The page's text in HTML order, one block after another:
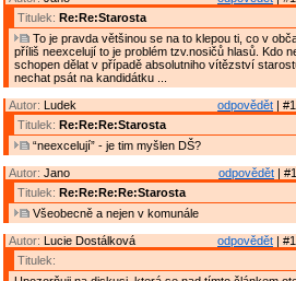
Titulek: Re:Re:Starosta
To je pravda většinou se na to klepou ti, co v
příliš neexcelují to je problém tzv.nosičů hlasů. Kdo
schopen dělat v případě absolutniho vítězství
nechat psát na kandidátku ...
odpovědět |
Autor: Ludek
Titulek: Re:Re:Re:Starosta
“neexcelují” - je tim myšlen DŠ?
odpovědět |
Autor: Jano
Titulek: Re:Re:Re:Re:Starosta
Všeobecně a nejen v komunále
odpovědět |
Autor: Lucie Dostálková
Titulek: